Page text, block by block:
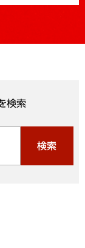
検索
検索